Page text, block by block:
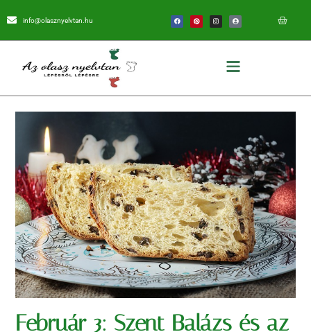
info@olasznyelvtan.hu
Február 3: Szent Balázs és az